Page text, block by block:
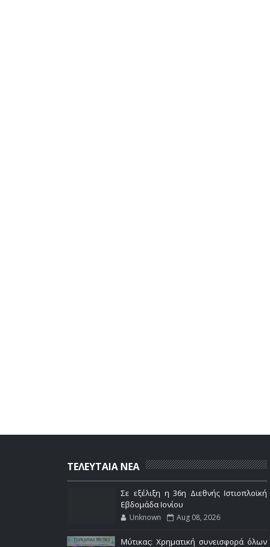
ΤΕΛΕΥΤΑΙΑ ΝΕΑ
Σε εξέλιξη η 36η Διεθνής Ιστιοπλοϊκή
Εβδομάδα Ιονίου
Unknown Aug 08, 2026
Μύτικας: Χρηματική συνεισφορά όλων